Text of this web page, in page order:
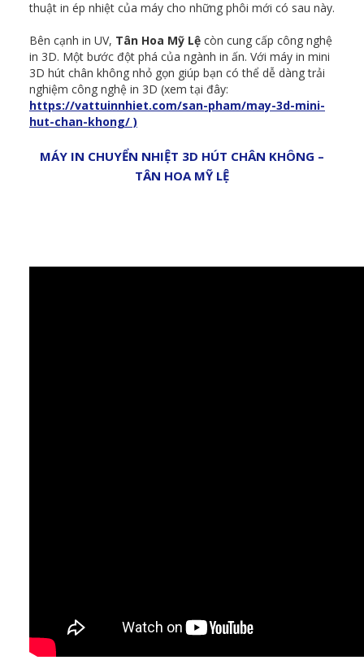
thuật in ép nhiệt của máy cho những phôi mới có sau này.
Bên cạnh in UV, Tân Hoa Mỹ Lệ còn cung cấp công nghệ
in 3D. Một bước đột phá của ngành in ấn. Với máy in mini
3D hút chân không nhỏ gọn giúp bạn có thể dễ dàng trải
nghiệm công nghệ in 3D (xem tại đây:
https://vattuinnhiet.com/san-pham/may-3d-mini-
hut-chan-khong/ )
MÁY IN CHUYỂN NHIỆT 3D HÚT CHÂN KHÔNG –
TÂN HOA MỸ LỆ